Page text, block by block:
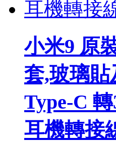
小米9 原
套,玻璃貼
Type-C
耳機轉接